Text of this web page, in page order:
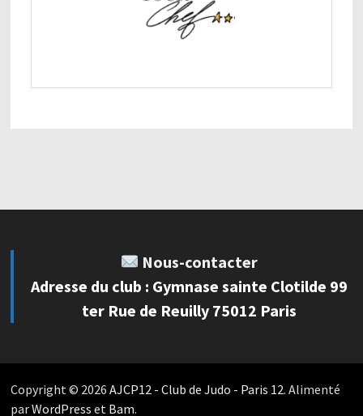
Nous-contacter
Adresse du club : Gymnase sainte Clotilde 99
ter Rue de Reuilly 75012 Paris
Copyright © 2026 AJCP12 - Club de Judo - Paris 12. Alimenté
parWordPress et Bam.